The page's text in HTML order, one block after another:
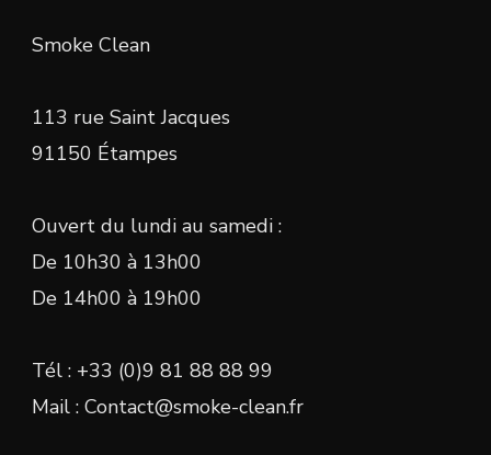
Smoke Clean
113 rue Saint Jacques
91150 Étampes
Ouvert du lundi au samedi :
De 10h30 à 13h00
De 14h00 à 19h00
Tél : +33 (0)9 81 88 88 99
Mail : Contact@smoke-clean.fr